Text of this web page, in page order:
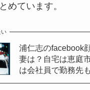
めています。
い
浦仁志のfacebook
妻は？自宅は恵庭
は会社員で勤務先も